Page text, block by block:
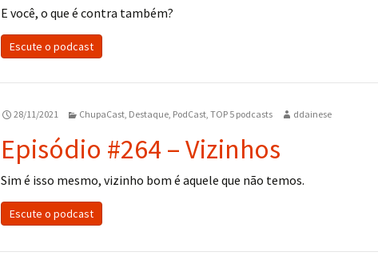
E você, o que é contra também?
Escute o podcast
28/11/2021 ChupaCast, Destaque, PodCast, TOP 5 podcasts ddainese
Episódio #264 – Vizinhos
Sim é isso mesmo, vizinho bom é aquele que não temos.
Escute o podcast